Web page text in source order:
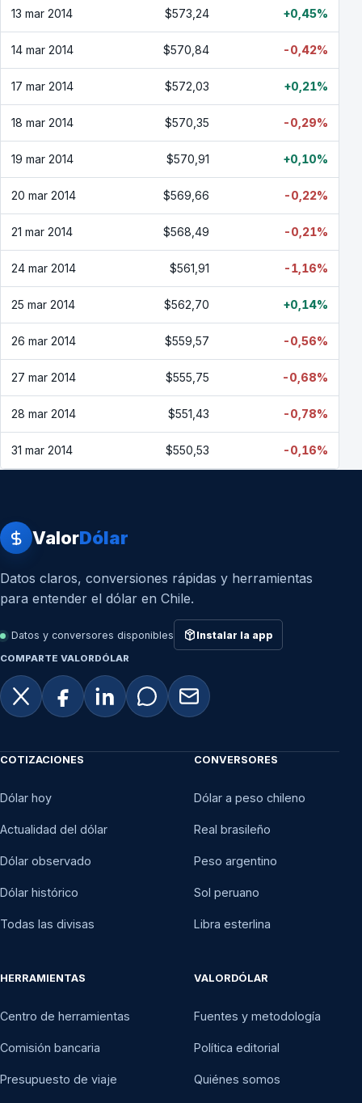
13 mar 2014 $573,24 +0,45%
14 mar 2014 $570,84 -0,42%
17 mar 2014 $572,03 +0,21%
18 mar 2014 $570,35 -0,29%
19 mar 2014 $570,91 +0,10%
20 mar 2014 $569,66 -0,22%
21 mar 2014 $568,49 -0,21%
24 mar 2014 $561,91 -1,16%
25 mar 2014 $562,70 +0,14%
26 mar 2014 $559,57 -0,56%
27 mar 2014 $555,75 -0,68%
28 mar 2014 $551,43 -0,78%
31 mar 2014 $550,53 -0,16%
ValorDólar
Datos claros, conversiones rápidas y herramientas
para entender el dólar en Chile.
Datos y conversores disponibles Instalar la app
COMPARTE VALORDÓLAR
COTIZACIONES
Dólar hoy
Actualidad del dólar
Dólar observado
Dólar histórico
Todas las divisas
CONVERSORES
Dólar a peso chileno
Real brasileño
Peso argentino
Sol peruano
Libra esterlina
HERRAMIENTAS
Centro de herramientas
Comisión bancaria
Presupuesto de viaje
VALORDÓLAR
Fuentes y metodología
Política editorial
Quiénes somos